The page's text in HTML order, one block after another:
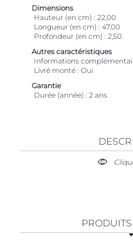
Dimensions
Hauteur (en cm)
22,00
Longueur (en cm)
47,00
Profondeur (en cm)
2,50
Autres caractéristiques
Informations
Livré monté Oui
Garantie
Durée (année)
2 ans